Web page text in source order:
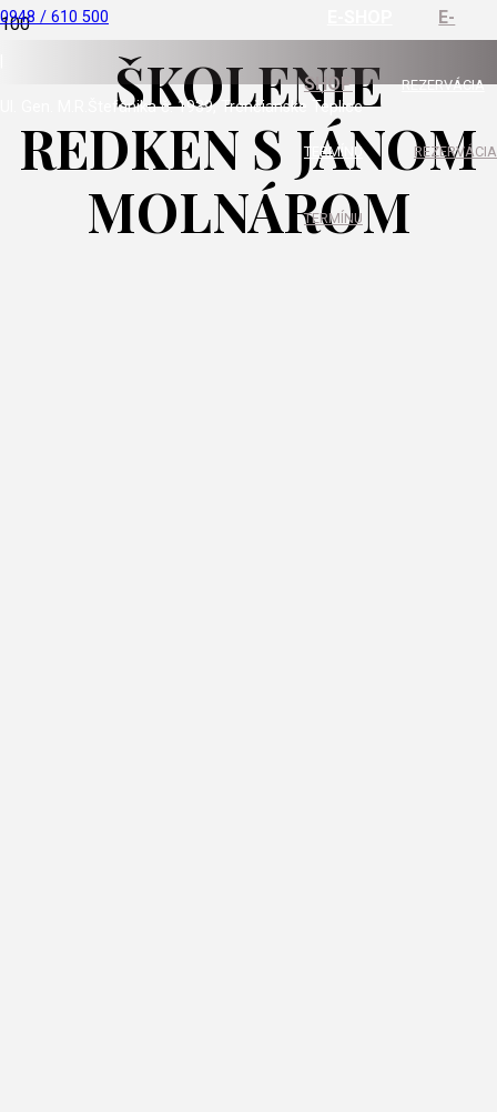
0948 / 610 500
Ul. Gen. M.R.Štefánika č. 1939, Trenčianske Teplice
E-
SHOP REZERVÁCIA
TERMÍNU REZERVÁCIA
TERMÍNU
ŠKOLENIE
REDKEN S JÁNOM
MOLNÁROM